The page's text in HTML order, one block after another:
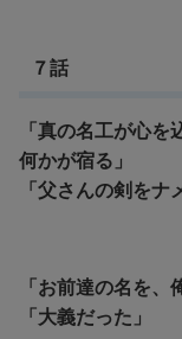
７話
「真の名工が心
何かが宿る」
「父さんの剣をナ
「お前達の名を、
「大義だった」